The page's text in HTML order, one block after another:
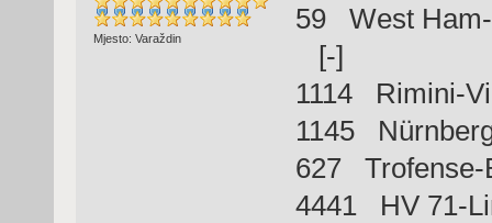
Mjesto: Varaždin
59 West
[-]
1114
1145
627
4441 HV